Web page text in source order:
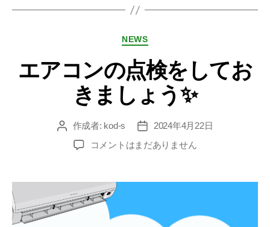
NEWS
エアコンの点検をしてお
きましょう✨
作成者: kod-s
2024年4月22日
コメントはまだありません